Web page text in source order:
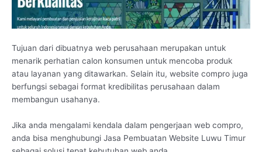
Tujuan dari dibuatnya web perusahaan merupakan untuk
menarik perhatian calon konsumen untuk mencoba produk
atau layanan yang ditawarkan. Selain itu, website compro juga
berfungsi sebagai format kredibilitas perusahaan dalam
membangun usahanya.
Jika anda mengalami kendala dalam pengerjaan web compro,
anda bisa menghubungi Jasa Pembuatan Website Luwu Timur